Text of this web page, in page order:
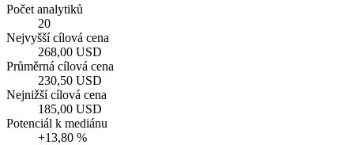
Počet analytiků
20
Nejvyšší cílová cena
268,00 USD
Průměrná cílová cena
230,50 USD
Nejnižší cílová cena
185,00 USD
Potenciál k mediánu
+13,80 %